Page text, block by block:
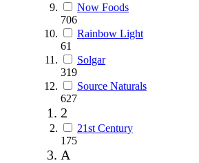
Now Foods
706
Rainbow Light
61
Solgar
319
Source Naturals
627
2
21st Century
175
A